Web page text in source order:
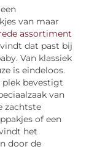
van maar
assortiment
dat past bij
Van klassiek
is eindeloos.
plek bevestigt
van
zachtste
of een
het
door de